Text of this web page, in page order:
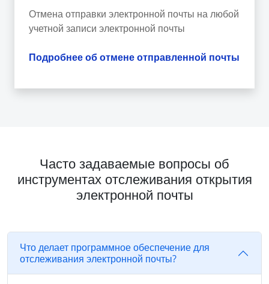
Отмена отправки электронной почты на любой
учетной записи электронной почты
Подробнее об отмене отправленной почты
Часто задаваемые вопросы об
инструментах отслеживания открытия
электронной почты
Что делает программное обеспечение для
отслеживания электронной почты?